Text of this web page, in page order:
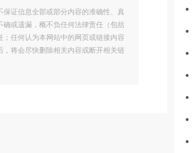
证信息全部或部分内容的准确性、真
或遗漏，概不负任何法律责任（包括
任何认为本网站中的网页或链接内容
将会尽快删除相关内容或断开相关链